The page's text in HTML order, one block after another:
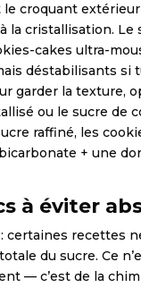
croquant
la cristallisation. Le
cakes ultra-
déstabilisants si
garder la texture,
ou le sucre de
raffiné, les
+ une
à éviter
certaines recettes
du sucre. Ce
— c’est de la